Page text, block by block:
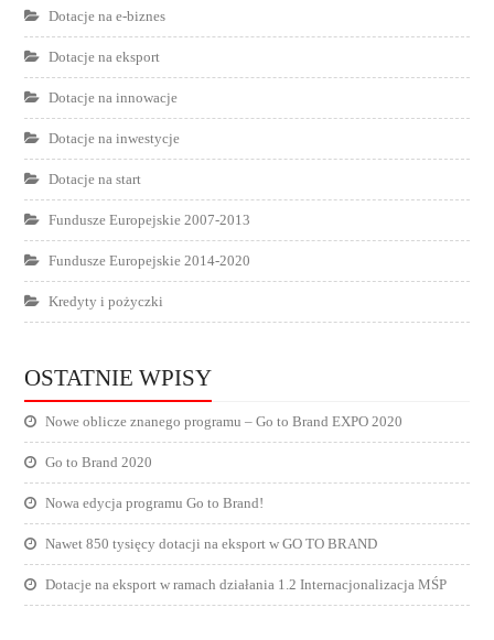
Dotacje na e-biznes
Dotacje na eksport
Dotacje na innowacje
Dotacje na inwestycje
Dotacje na start
Fundusze Europejskie 2007-2013
Fundusze Europejskie 2014-2020
Kredyty i pożyczki
OSTATNIE WPISY
Nowe oblicze znanego programu – Go to Brand EXPO 2020
Go to Brand 2020
Nowa edycja programu Go to Brand!
Nawet 850 tysięcy dotacji na eksport w GO TO BRAND
Dotacje na eksport w ramach działania 1.2 Internacjonalizacja MŚP